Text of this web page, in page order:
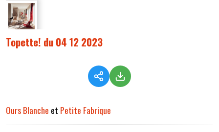
Topette! du 04 12 2023
Ours Blanche et Petite Fabrique